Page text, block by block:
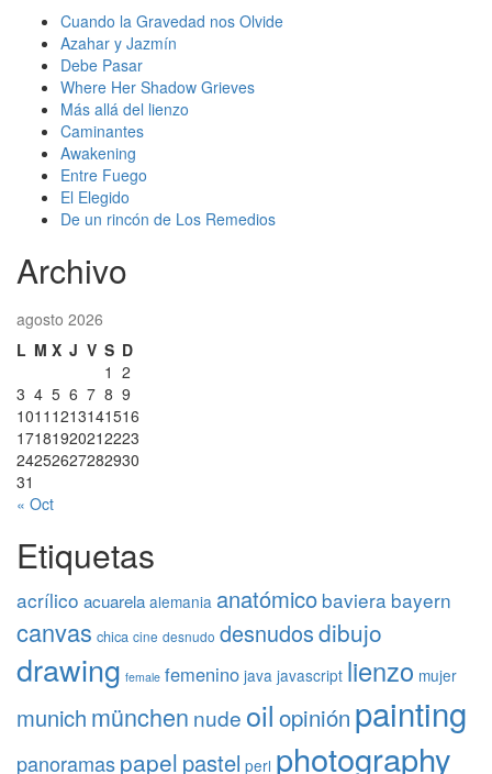
Cuando la Gravedad nos Olvide
Azahar y Jazmín
Debe Pasar
Where Her Shadow Grieves
Más allá del lienzo
Caminantes
Awakening
Entre Fuego
El Elegido
De un rincón de Los Remedios
Archivo
agosto 2026
L M X J V S D
1 2
3 4 5 6 7 8 9
1011 1213141516
17181920212223
24252627282930
31
« Oct
Etiquetas
acrílico acuarela alemania anatómico baviera bayern
canvas chica cine desnudo desnudosdibujo
drawing female femenino java javascript lienzo mujer
munich münchen nude oil opinión painting
panoramaspapel pastel perl photography